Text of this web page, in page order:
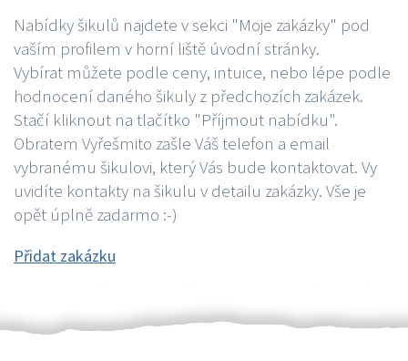
Nabídky šikulů najdete v sekci "Moje zakázky" pod
vaším profilem v horní liště úvodní stránky.
Vybírat můžete podle ceny, intuice, nebo lépe podle
hodnocení daného šikuly z předchozích zakázek.
Stačí kliknout na tlačítko "Příjmout nabídku".
Obratem Vyřešmito zašle Váš telefon a email
vybranému šikulovi, který Vás bude kontaktovat. Vy
uvidíte kontakty na šikulu v detailu zakázky. Vše je
opět úplně zadarmo :-)
Přidat zakázku